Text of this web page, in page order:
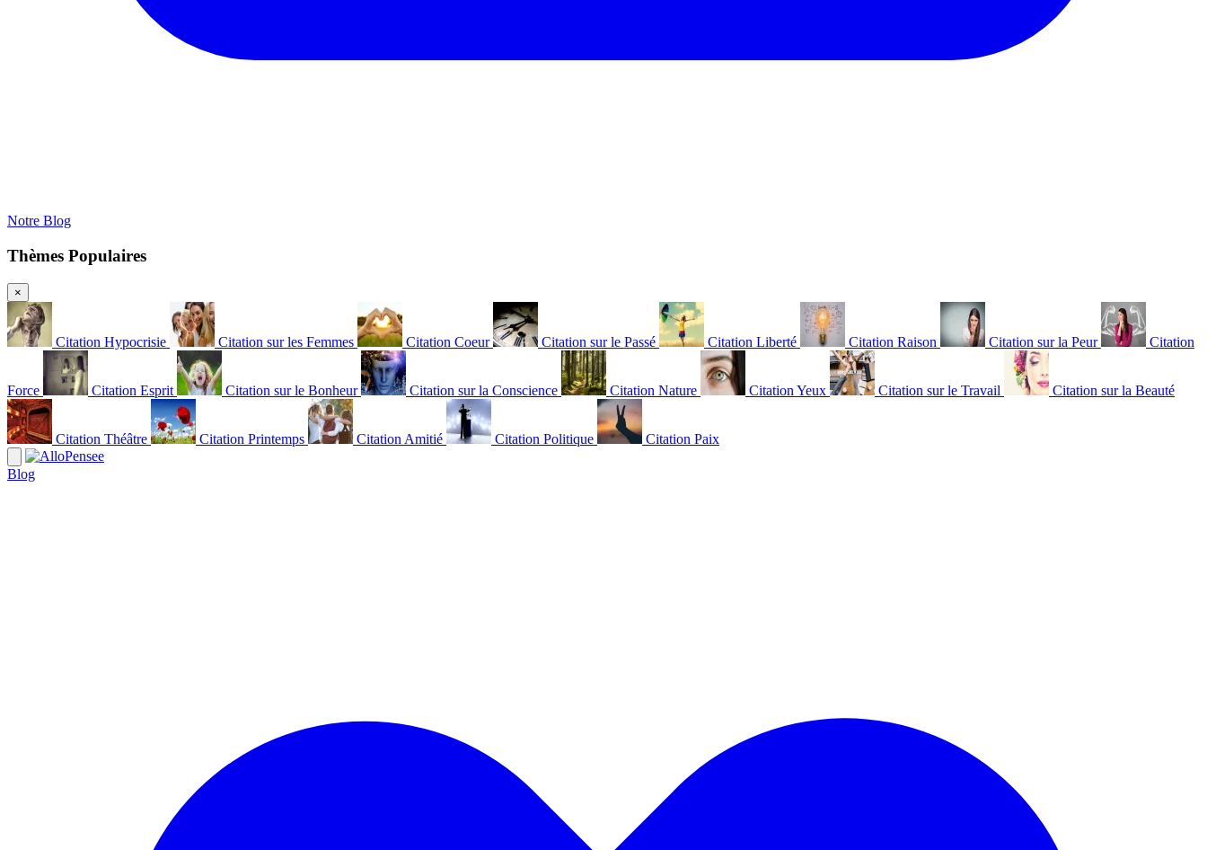
Notre Blog
Thèmes Populaires
×
Citation Hypocrisie Citation sur les Femmes Citation Coeur Citation sur le Passé Citation Liberté Citation Raison Citation sur la Peur Citation
Force Citation Esprit Citation sur le Bonheur Citation sur la Conscience Citation Nature Citation Yeux Citation sur le Travail Citation sur la Beauté
Citation Théâtre Citation Printemps Citation Amitié Citation Politique Citation Paix
Blog